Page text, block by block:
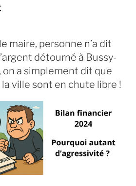
de
Bussy-
Saint-
Georges
cherche
à
valoriser
son
bilan
financier
pour
démarrer
maire, personne n’a dit
détourné à Bussy-
on a simplement dit que
ville sont en chute libre !